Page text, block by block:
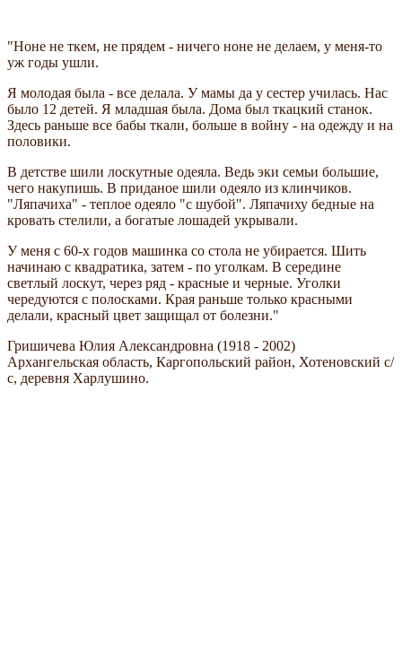
"Ноне не ткем, не прядем - ничего ноне не делаем, у меня-то
уж годы ушли.
Я молодая была - все делала. У мамы да у сестер училась. Нас
было 12 детей. Я младшая была. Дома был ткацкий станок.
Здесь раньше все бабы ткали, больше в войну - на одежду и на
половики.
В детстве шили лоскутные одеяла. Ведь эки семьи большие,
чего накупишь. В приданое шили одеяло из клинчиков.
"Ляпачиха" - теплое одеяло "с шубой". Ляпачиху бедные на
кровать стелили, а богатые лошадей укрывали.
У меня с 60-х годов машинка со стола не убирается. Шить
начинаю с квадратика, затем - по уголкам. В середине
светлый лоскут, через ряд - красные и черные. Уголки
чередуются с полосками. Края раньше только красными
делали, красный цвет защищал от болезни."
Гришичева Юлия Александровна (1918 - 2002)
Архангельская область, Каргопольский район, Хотеновский с/
с, деревня Харлушино.